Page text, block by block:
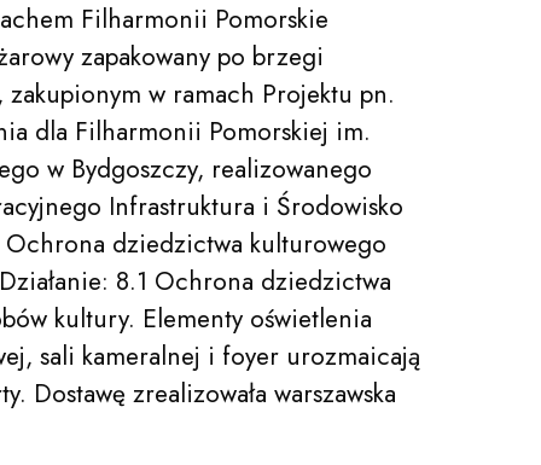
Filharmonii Pomorskie
zapakowany po brzegi
w ramach Projektu pn.
dla Filharmonii Pomorskiej im.
w Bydgoszczy, realizowanego
Infrastruktura i Środowisko
dziedzictwa kulturowego
8.1 Ochrona dziedzictwa
kultury. Elementy oświetlenia
sali kameralnej i foyer urozmaicają
Dostawę zrealizowała warszawska